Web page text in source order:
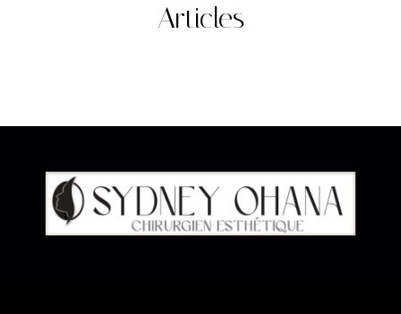
Articles